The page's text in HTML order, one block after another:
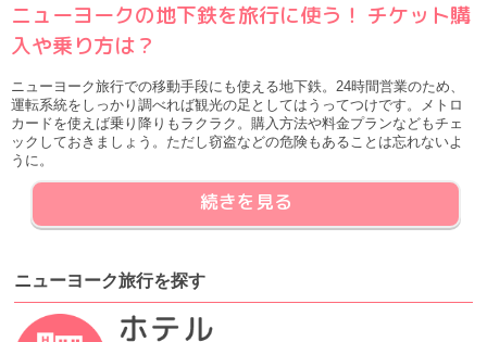
ニューヨークの地下鉄を旅行に使う！ チケット購
入や乗り方は？
ニューヨーク旅行での移動手段にも使える地下鉄。24時間営業のため、
運転系統をしっかり調べれば観光の足としてはうってつけです。メトロ
カードを使えば乗り降りもラクラク。購入方法や料金プランなどもチェ
ックしておきましょう。ただし窃盗などの危険もあることは忘れないよ
うに。
続きを見る
ニューヨーク旅行を探す